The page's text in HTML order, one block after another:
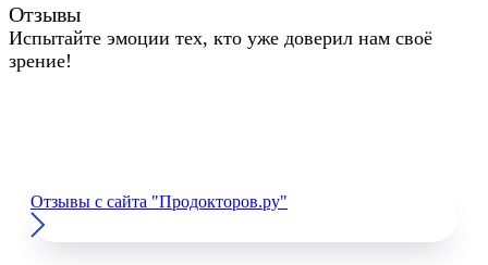
Отзывы
Испытайте эмоции тех, кто уже доверил нам своё
зрение!
Отзывы с сайта "Продокторов.ру"